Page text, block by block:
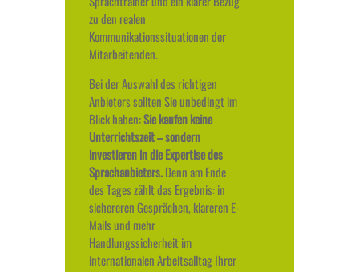
zu den realen
Kommunikationssituationen der
Mitarbeitenden.
Bei der Auswahl des richtigen
Anbieters sollten Sie unbedingt im
Blick haben:Sie kaufen keine
Unterrichtszeit – sondern
investieren in die Expertise des
Sprachanbieters.Denn am Ende
des Tages zählt das Ergebnis: in
sichereren Gesprächen, klareren E-
Mails und mehr
Handlungssicherheit im
internationalen Arbeitsalltag Ihrer